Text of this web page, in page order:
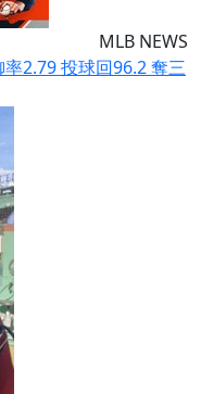
MLB NEWS
2.79 投球回96.2 奪三